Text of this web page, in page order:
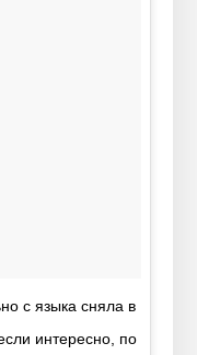
с языка сняла в
интересно, по